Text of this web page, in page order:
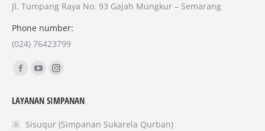
Jl. Tumpang Raya No. 93 Gajah Mungkur – Semarang
Phone number:
(024) 76423799
Find us on:
Facebook
opens
in
YouTube
opens
in
Instagram
opens
in
LAYANAN SIMPANAN
Sisuqur (Simpanan Sukarela Qurban)